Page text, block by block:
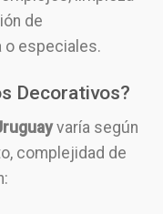
de
o especiales.
Decorativos?
varía según
complejidad de